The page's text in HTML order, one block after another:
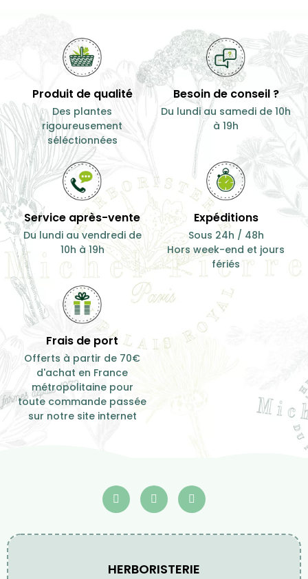
Produit de qualité
Des plantes
rigoureusement
séléctionnées
Besoin de conseil ?
Du lundi au samedi de 10h
à 19h
Service après-vente
Du lundi au vendredi de
10h à 19h
Expéditions
Sous 24h / 48h
Hors week-end et jours
fériés
Frais de port
Offerts à partir de 70€
d'achat en France
métropolitaine pour
toute commande passée
sur notre site internet
HERBORISTERIE